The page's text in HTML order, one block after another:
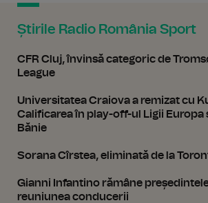
Știrile Radio România Sport
CFR Cluj, învinsă categoric de
League
Universitatea Craiova a remizat cu
Calificarea în play-off-ul Ligii Europa
Bănie
Sorana Cîrstea, eliminată de la
Gianni Infantino rămâne
reuniunea conducerii